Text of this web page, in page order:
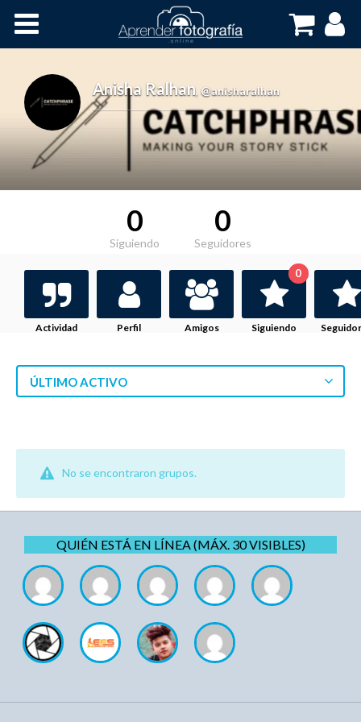
Cursos OnLine
Anisha Ralhan, @anisharalhan
0
Siguiendo
0
Seguidores
Actividad Perfil Amigos Siguiendo
0
ÚLTIMO ACTIVO
No se encontraron grupos.
QUIÉN ESTÁ EN LÍNEA (MÁX. 30 VISIBLES)